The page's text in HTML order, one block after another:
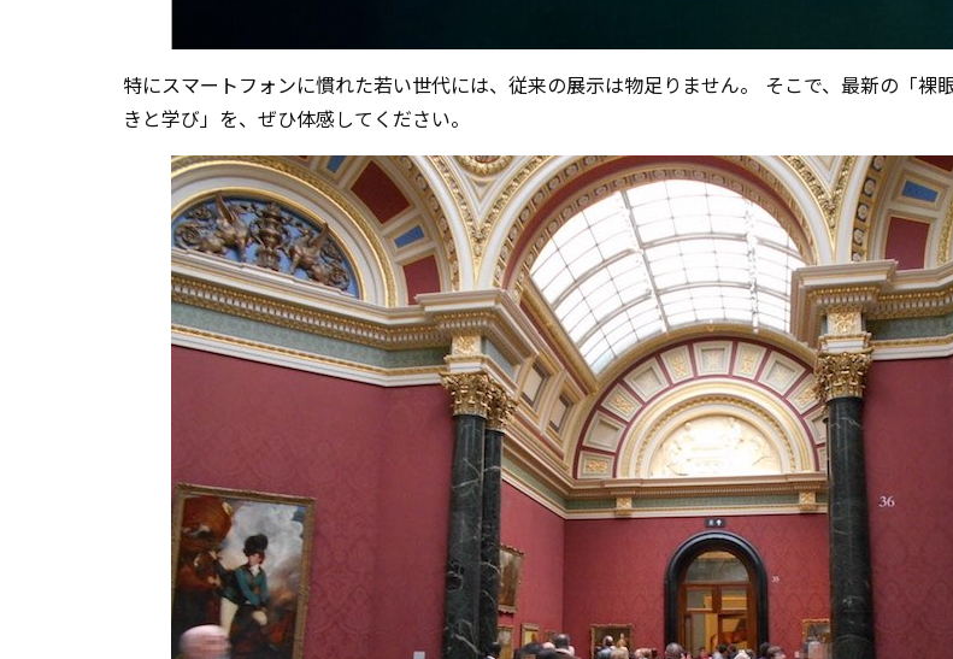
特にスマートフォンに慣れた若い世代には、従来の展示は物足りません。 そこで、最新の「
きと学び」を、ぜひ体感してください。